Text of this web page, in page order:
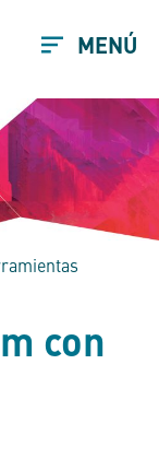
MENÚ
con